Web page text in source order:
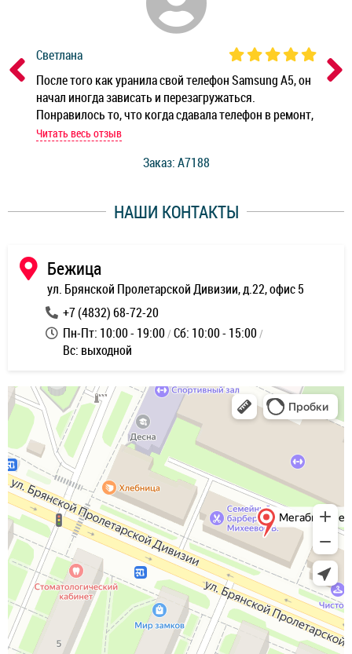
Светлана
После того как уранила свой телефон Samsung A5, он
начал иногда зависать и перезагружаться.
Понравилось то, что когда сдавала телефон в ремонт,
мастер при мне сделал быструю диагностику и сказал
работы и оперативность!
Читать весь отзыв
Заказ: A7188
НАШИ КОНТАКТЫ
Бежица
ул. Брянской Пролетарской Дивизии, д.22, офис 5
+7 (4832) 68-72-20
Пн-Пт: 10:00 - 19:00 Сб: 10:00 - 15:00
Вс: выходной